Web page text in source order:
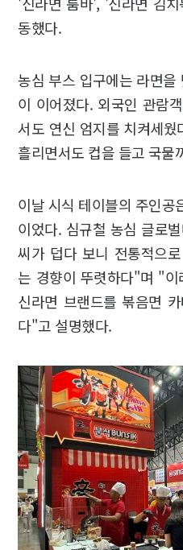
동했다.
농심 부스 입구에는 라면
이 이어졌다. 외국인 관람
서도 연신 엄지를 치켜세
흘리면서도 컵을 들고 국물
이날 시식 테이블의 주인공
이었다. 심규철 농심 글로
씨가 덥다 보니 전통적으
는 경향이 뚜렷하다"며 "
신라면 브랜드를 볶음면
다"고 설명했다.